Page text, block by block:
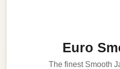
Euro
The finest Smooth